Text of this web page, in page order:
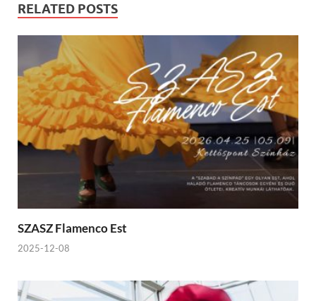
RELATED POSTS
SZASZ Flamenco Est
2025-12-08